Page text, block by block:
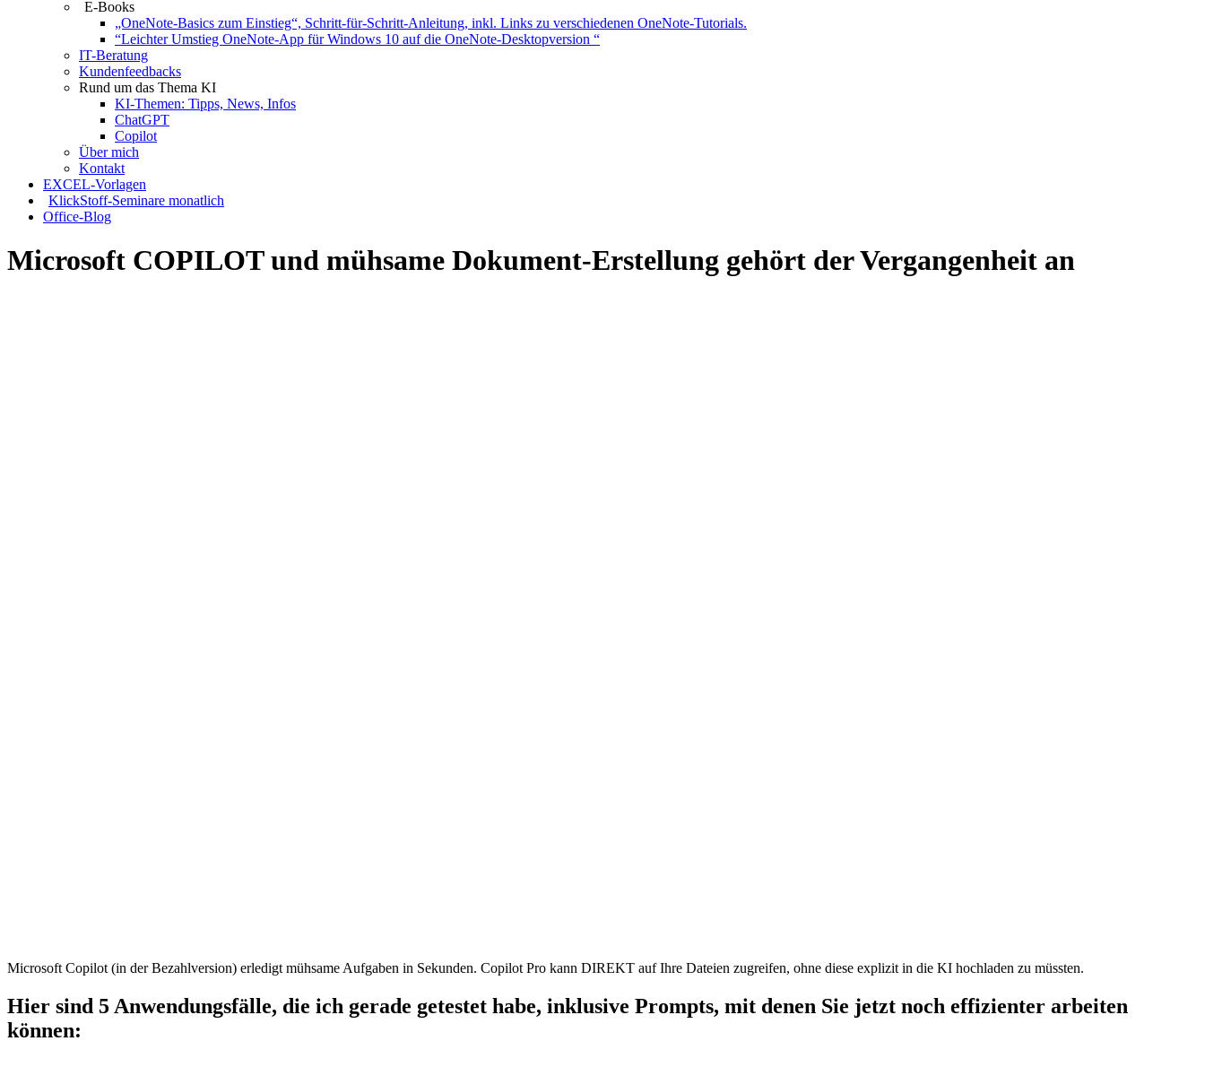
E-Books
„OneNote-Basics zum Einstieg“, Schritt-für-Schritt-Anleitung, inkl. Links zu verschiedenen OneNote-Tutorials.
“Leichter Umstieg OneNote-App für Windows 10 auf die OneNote-Desktopversion “
IT-Beratung
Kundenfeedbacks
Rund um das Thema KI
KI-Themen: Tipps, News, Infos
ChatGPT
Copilot
Über mich
Kontakt
EXCEL-Vorlagen
KlickStoff-Seminare monatlich
Office-Blog
Microsoft COPILOT und mühsame Dokument-Erstellung gehört der Vergangenheit an
Microsoft Copilot (in der Bezahlversion) erledigt mühsame Aufgaben in Sekunden. Copilot Pro kann DIREKT auf Ihre Dateien zugreifen, ohne diese explizit in die KI hochladen zu müssten.
Hier sind 5 Anwendungsfälle, die ich gerade getestet habe, inklusive Prompts, mit denen Sie jetzt noch effizienter arbeiten
können: